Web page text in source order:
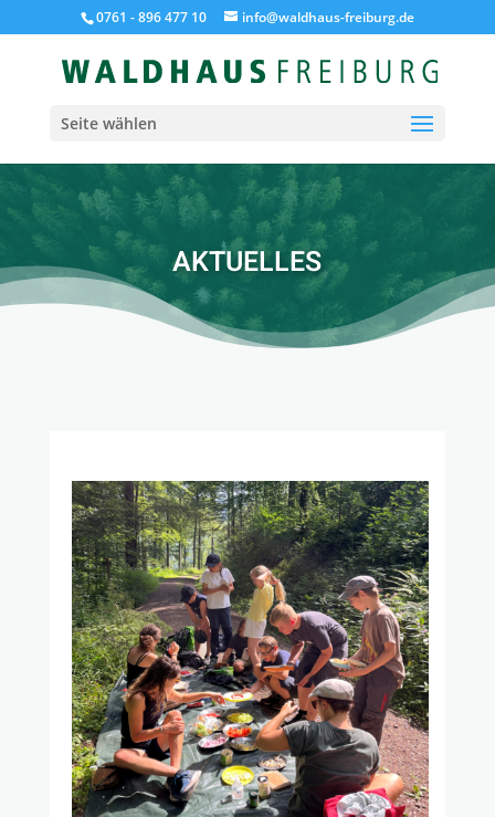
0761 - 896 477 10 info@waldhaus-freiburg.de
Seite wählen
AKTUELLES